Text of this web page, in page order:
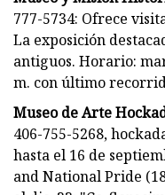
777-5734: Ofrece
La exposición
antiguos. Horario:
m. con último
Museo de Arte
406-755-5268,
hasta el 16 de
and National Pride